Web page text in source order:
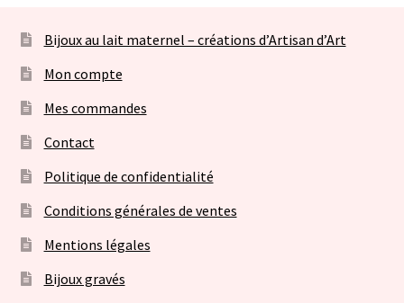
Bijoux au lait maternel – créations d’Artisan d’Art
Mon compte
Mes commandes
Contact
Politique de confidentialité
Conditions générales de ventes
Mentions légales
Bijoux gravés